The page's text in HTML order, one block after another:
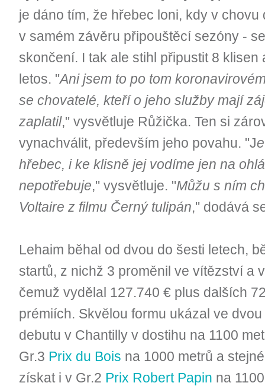
je dáno tím, že hřebec loni, kdy v
v samém závěru připouštěcí sezóny -
skončení. I tak ale stihl připustit 8 klisen
letos. "Ani jsem to po tom
se chovatelé, kteří o jeho služby mají
zaplatil," vysvětluje Růžička. Ten si
vynachválit, především jeho povahu. "J
hřebec, i ke klisně jej vodíme jen na
nepotřebuje," vysvětluje. "Můžu s ním
Voltaire z filmu Černý tulipán," dodává
Lehaim běhal od dvou do šesti letech,
startů, z nichž 3 proměnil ve vítězství a
čemuž vydělal 127.740 € plus dalších
prémiích. Skvělou formu ukázal ve
debutu v Chantilly v dostihu na 1100
Gr.3 Prix du Bois na 1000 metrů a
získat i v Gr.2 Prix Robert Papin na